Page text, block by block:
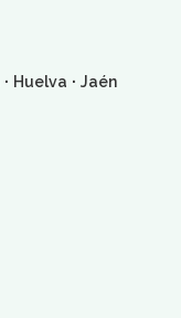
· Huelva · Jaén